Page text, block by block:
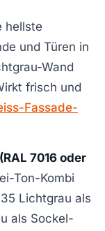
hellste
und Türen in
Wand
frisch und
Fassade-
7016 oder
Ton-Kombi
Lichtgrau als
als Sockel-